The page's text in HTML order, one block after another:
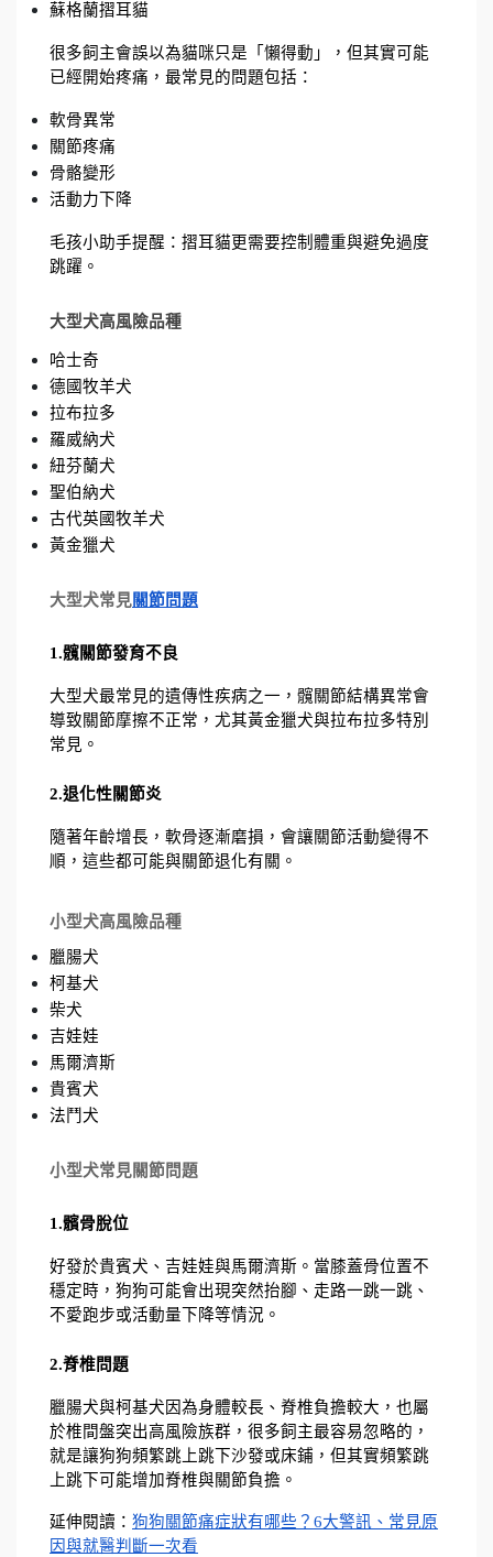
蘇格蘭摺耳貓
很多飼主會誤以為貓咪只是「懶得動」，但其實可能
已經開始疼痛，最常見的問題包括：
軟骨異常
關節疼痛
骨骼變形
活動力下降
毛孩小助手提醒：摺耳貓更需要控制體重與避免過度
跳躍。
大型犬高風險品種
哈士奇
德國牧羊犬
拉布拉多
羅威納犬
紐芬蘭犬
聖伯納犬
古代英國牧羊犬
黃金獵犬
大型犬常見關節問題
1.髖關節發育不良
大型犬最常見的遺傳性疾病之一，髖關節結構異常會
導致關節摩擦不正常，尤其黃金獵犬與拉布拉多特別
常見。
2.退化性關節炎
隨著年齡增長，軟骨逐漸磨損，會讓關節活動變得不
順，這些都可能與關節退化有關。
小型犬高風險品種
臘腸犬
柯基犬
柴犬
吉娃娃
馬爾濟斯
貴賓犬
法鬥犬
小型犬常見關節問題
1.髕骨脫位
好發於貴賓犬、吉娃娃與馬爾濟斯。當膝蓋骨位置不
穩定時，狗狗可能會出現突然抬腳、走路一跳一跳、
不愛跑步或活動量下降等情況。
2.脊椎問題
臘腸犬與柯基犬因為身體較長、脊椎負擔較大，也屬
於椎間盤突出高風險族群，很多飼主最容易忽略的，
就是讓狗狗頻繁跳上跳下沙發或床鋪，但其實頻繁跳
上跳下可能增加脊椎與關節負擔。
延伸閱讀： 狗狗關節痛症狀有哪些？6大警訊、常見原
因與就醫判斷一次看